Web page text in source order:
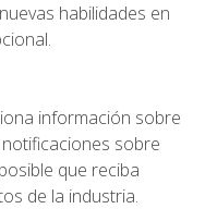
habilidades en
información sobre
sobre
que reciba
de la industria.